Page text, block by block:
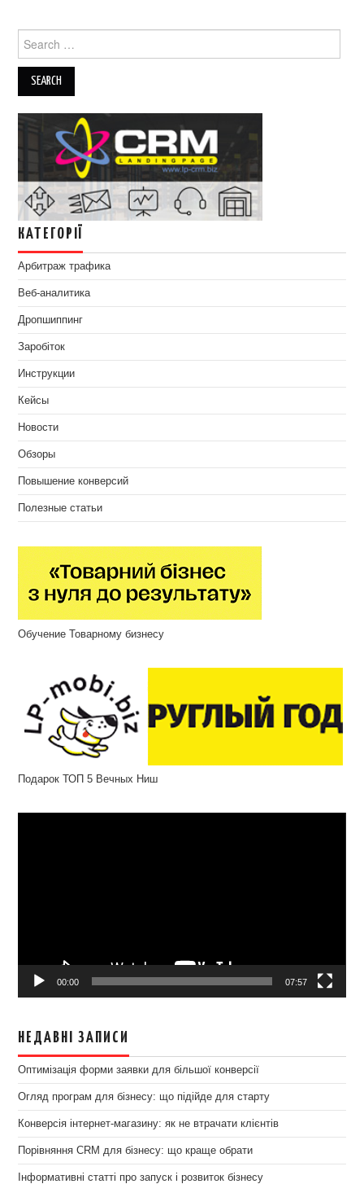
Search
for:
КАТЕГОРІЇ
Арбитраж трафика
Веб-аналитика
Дропшиппинг
Заробіток
Инструкции
Кейсы
Новости
Обзоры
Повышение конверсий
Полезные статьи
Обучение Товарному бизнесу
Подарок ТОП 5 Вечных Ниш
00:00 07:57
НЕДАВНІ ЗАПИСИ
Оптимізація форми заявки для більшої конверсії
Огляд програм для бізнесу: що підійде для старту
Конверсія інтернет-магазину: як не втрачати клієнтів
Порівняння CRM для бізнесу: що краще обрати
Інформативні статті про запуск і розвиток бізнесу